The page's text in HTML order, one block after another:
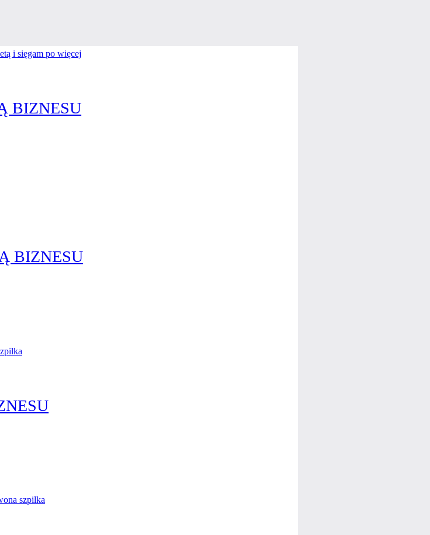
BIZNESU
BIZNESU